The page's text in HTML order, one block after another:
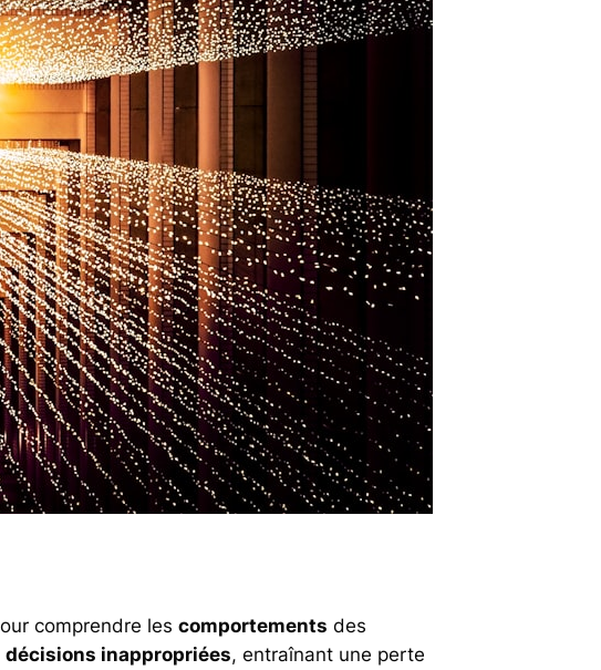
comprendre les comportements des
décisions inappropriées, entraînant une perte